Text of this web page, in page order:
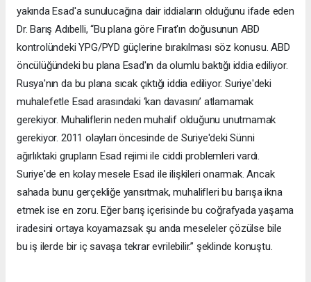
yakında Esad'a sunulucağına dair iddiaların olduğunu ifade eden
Dr. Barış Adıbelli, “Bu plana göre Fırat'ın doğusunun ABD
kontrolündeki YPG/PYD güçlerine bırakılması söz konusu. ABD
öncülüğündeki bu plana Esad'ın da olumlu baktığı iddia ediliyor.
Rusya'nın da bu plana sıcak çıktığı iddia ediliyor. Suriye'deki
muhalefetle Esad arasındaki ‘kan davasını’ atlamamak
gerekiyor. Muhaliflerin neden muhalif olduğunu unutmamak
gerekiyor. 2011 olayları öncesinde de Suriye'deki Sünni
ağırlıktaki grupların Esad rejimi ile ciddi problemleri vardı.
Suriye'de en kolay mesele Esad ile ilişkileri onarmak. Ancak
sahada bunu gerçekliğe yansıtmak, muhalifleri bu barışa ikna
etmek ise en zoru. Eğer barış içerisinde bu coğrafyada yaşama
iradesini ortaya koyamazsak şu anda meseleler çözülse bile
bu iş ilerde bir iç savaşa tekrar evrilebilir.” şeklinde konuştu.